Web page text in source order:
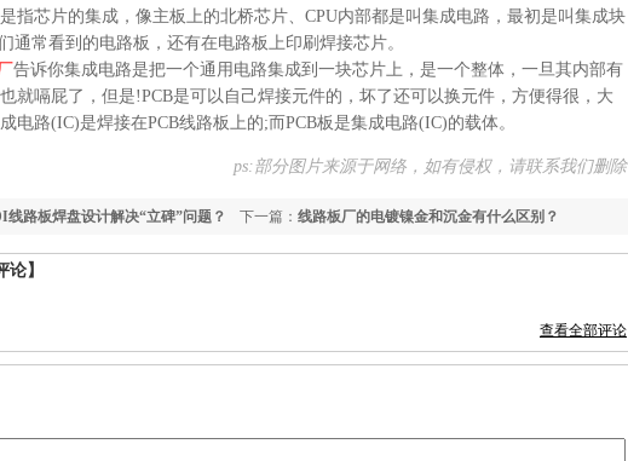
芯片的集成，像主板上的北桥芯片、CPU内部都是叫集成电路，最初是叫集成块
通常看到的电路板，还有在电路板上印刷焊接芯片。
告诉你集成电路是把一个通用电路集成到一块芯片上，是一个整体，一旦其内部有
就嗝屁了，但是!PCB是可以自己焊接元件的，坏了还可以换元件，方便得很，大
电路(IC)是焊接在PCB线路板上的;而PCB板是集成电路(IC)的载体。
ps:部分图片来源于网络，如有侵权，请联系我们删除
下一篇： 线路板厂的电镀镍金和沉金有什么区别？
线路板焊盘设计解决“立碑”问题？
论】
查看全部评论